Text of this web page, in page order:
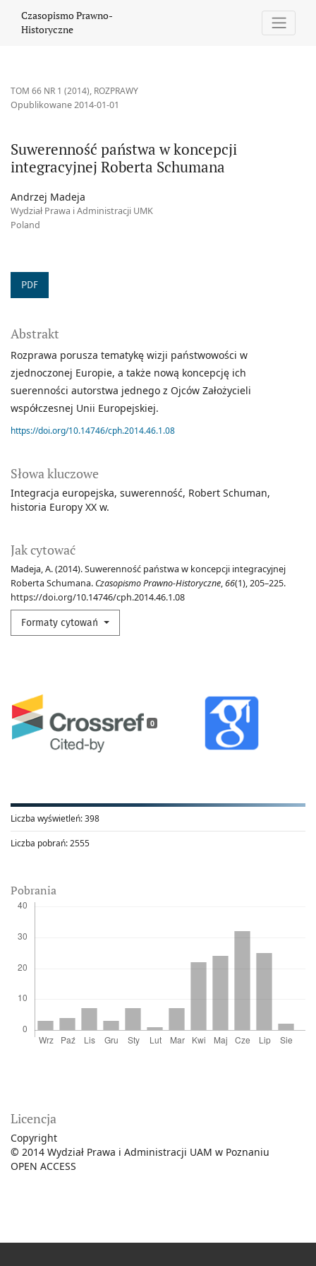
Czasopismo Prawno-
Historyczne
TOM 66 NR 1 (2014), ROZPRAWY
Suwerenność państwa w koncepcji
integracyjnej Roberta Schumana
Opublikowane 2014-01-01
Andrzej Madeja
Wydział Prawa i Administracji UMK
Poland
PDF
Słowa kluczowe
Integracja europejska suwerenność Robert Schuman
historia Europy XX w.
Jak cytować
Madeja, A. (2014). Suwerenność państwa w koncepcji integracyjnej
Roberta Schumana. Czasopismo Prawno-Historyczne,66(1), 205–225.
https://doi.org/10.14746/cph.2014.46.1.08
Formaty cytowań
0
Liczba wyświetleń:398
Liczba pobrań:2555
Abstrakt
Rozprawa porusza tematykę wizji państwowości w
zjednoczonej Europie, a także nową koncepcję ich
suerenności autorstwa jednego z Ojców Założycieli
współczesnej Unii Europejskiej.
https://doi.org/10.14746/cph.2014.46.1.08
Pobrania
Licencja
Copyright
© 2014 Wydział Prawa i Administracji UAM w Poznaniu
OPEN ACCESS